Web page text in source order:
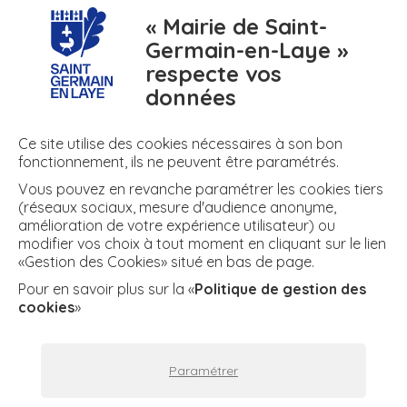
« Mairie de Saint-
Germain-en-Laye »
respecte vos
données
Ce site utilise des cookies nécessaires à son bon
fonctionnement, ils ne peuvent être paramétrés.
Vous pouvez en revanche paramétrer les cookies tiers
(réseaux sociaux, mesure d'audience anonyme,
amélioration de votre expérience utilisateur) ou
modifier vos choix à tout moment en cliquant sur le lien
«Gestion des Cookies» situé en bas de page.
Pour en savoir plus sur la «Politique de gestion des
cookies»
Paramétrer
numero meteo
Météo
+ DE RÉSEAUX
facebook twitter instagram youtube
Espace presse